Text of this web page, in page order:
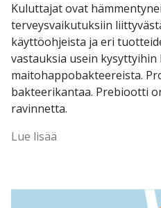
Kuluttajat ovat
terveysvaikutuksiin
käyttöohjeista ja eri
vastauksia usein kysyttyihin
maitohappobakteereista.
bakteerikantaa. Prebiootti
ravinnetta.
Lue lisää